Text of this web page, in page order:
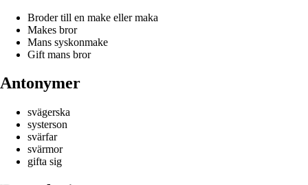
Broder till en make eller maka
Makes bror
Mans syskonmake
Gift mans bror
Antonymer
svägerska
systerson
svärfar
svärmor
gifta sig